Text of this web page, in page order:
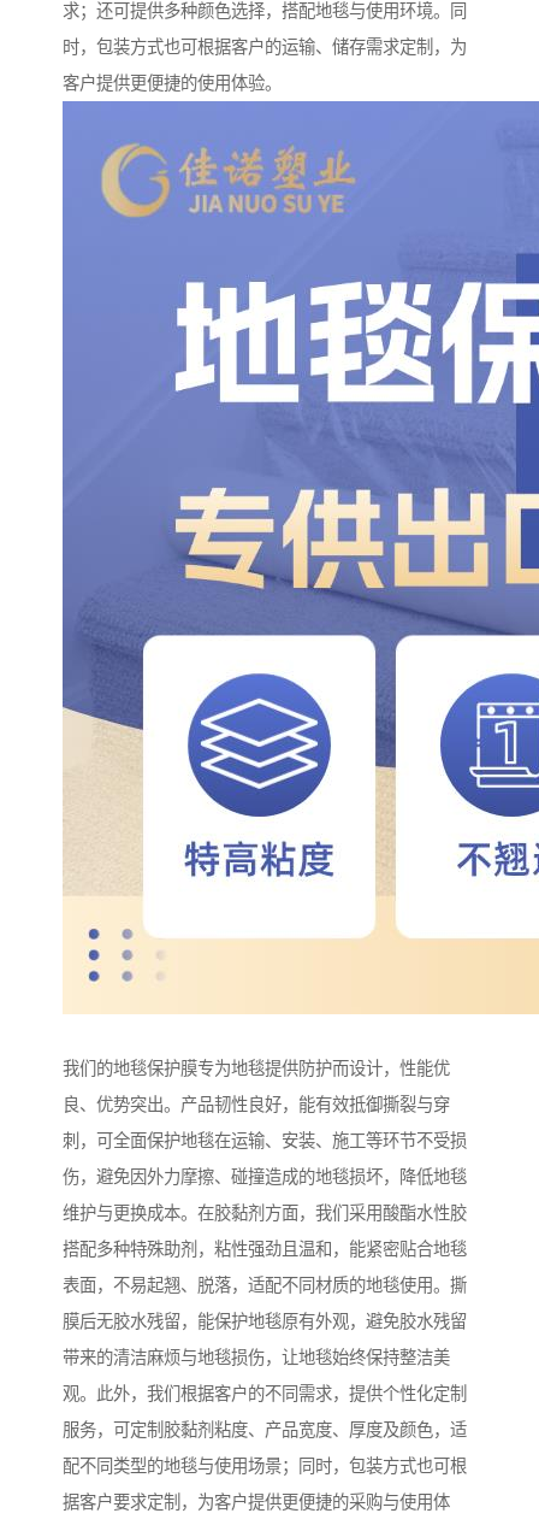
求；还可提供多种颜色选择，搭配地毯与使用环境。同
时，包装方式也可根据客户的运输、储存需求定制，为
客户提供更便捷的使用体验。
我们的地毯保护膜专为地毯提供防护而设计，性能优
良、优势突出。产品韧性良好，能有效抵御撕裂与穿
刺，可全面保护地毯在运输、安装、施工等环节不受损
伤，避免因外力摩擦、碰撞造成的地毯损坏，降低地毯
维护与更换成本。在胶黏剂方面，我们采用酸酯水性胶
搭配多种特殊助剂，粘性强劲且温和，能紧密贴合地毯
表面，不易起翘、脱落，适配不同材质的地毯使用。撕
膜后无胶水残留，能保护地毯原有外观，避免胶水残留
带来的清洁麻烦与地毯损伤，让地毯始终保持整洁美
观。此外，我们根据客户的不同需求，提供个性化定制
服务，可定制胶黏剂粘度、产品宽度、厚度及颜色，适
配不同类型的地毯与使用场景；同时，包装方式也可根
据客户要求定制，为客户提供更便捷的采购与使用体